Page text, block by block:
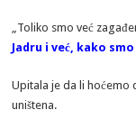
„Toliko smo već
Jadru i već, kako
Upitala je da li hoćemo
uništena.